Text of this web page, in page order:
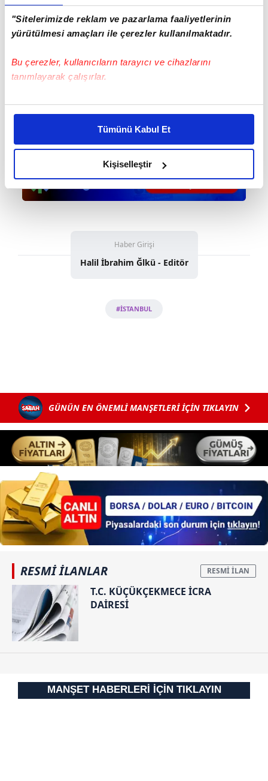
"Sitelerimizde reklam ve pazarlama faaliyetlerinin
yürütülmesi amaçları ile çerezler kullanılmaktadır.
Bu çerezler, kullanıcıların tarayıcı ve cihazlarını
tanımlayarak çalışırlar.
Bu çerezlere izin vermeniz halinde sizlere özel
daha iyi reklam deneyimi yaşatabiliriz. Bunu yaparken
amacımızın size daha iyi bir reklam deneyimi sunmak
olduğunu ve sizlere en iyi içerikleri sunabilmek adına
elimizden gelen çabayı gösterdiğimizi ve bu noktada,
reklamların maliyetlerimizi karşılamak noktasında tek gelir
takdirde, kullanıcılara hedefli reklamlar
gösterilmeyecektir."
Sitemizde kendimize ve üçüncü kişilere ait çerezler
reklam/pazarlama faaliyetlerinin yapılması, amaçlarıyla
sınırlı olarak açık rızanız dahilinde kullanılacaktır.
Çerezlere ilişkin tercihlerinizi aşağıda yer alan panel
vasıtasıyla belirleyebilirsiniz. Çerezlere ilişkin detaylı bilgi
için Ayarlar butonuna tıklayabilir,Çerez Bilgilendirme
Metnimiziziyaret edebilirsiniz.
6698 sayılı Kişisel Verilerin Korunması Kanunu uyarınca
hazırlanmış Aydınlatma Metnimizi okumak ve sitemizde
ilgili mevzuata uygun olarak kullanılan çerezlerle ilgili bilgi
Tümünü Kabul Et
Kişiselleştir
Haber Girişi
Halil İbrahim Ğlkü - Editör
#İSTANBUL
GÜNÜN EN ÖNEMLİ MANŞETLERİ İÇİN TIKLAYIN
RESMİ İLANLAR
T.C. KÜÇÜKÇEKMECE İCRA
DAİRESİ
MANŞET HABERLERİ İÇİN TIKLAYIN